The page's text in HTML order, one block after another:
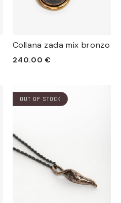
Collana zada mix bronzo
Prezzo
240.00 €
OUT OF STOCK